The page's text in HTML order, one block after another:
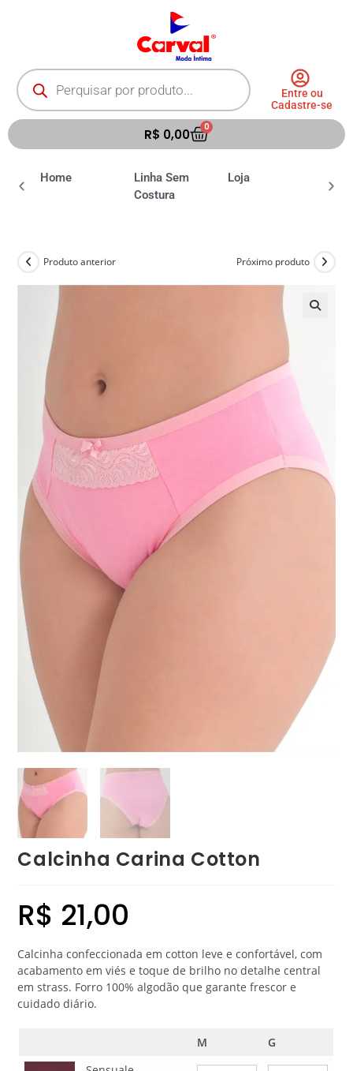
Entre ou
Cadastre-se
R$ 0,00 0
Home
Linha Sem
Costura
Loja
Produto anterior Próximo produto
Calcinha Carina Cotton
R$ 21,00
Calcinha confeccionada em cotton leve e confortável, com
acabamento em viés e toque de brilho no detalhe central
em strass. Forro 100% algodão que garante frescor e
cuidado diário.
M
G